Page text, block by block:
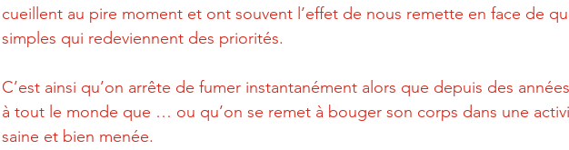
cueillent au pire moment et ont souvent l’effet de nous remette en face de
simples qui redeviennent des priorités.
C’est ainsi qu’on arrête de fumer instantanément alors que depuis des
à tout le monde que … ou qu’on se remet à bouger son corps dans une
saine et bien menée.